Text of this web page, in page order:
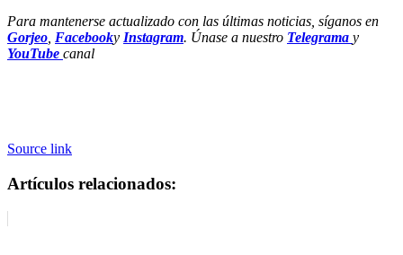
Para mantenerse actualizado con las últimas noticias, síganos en
Gorjeo Facebooky Instagram. Únase a nuestro Telegrama y
YouTube canal
Source link
Artículos relacionados: